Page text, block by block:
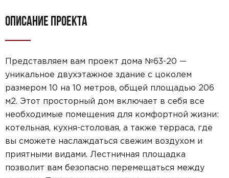
ОПИСАНИЕ ПРОЕКТА
Представляем вам проект дома №63-20 —
уникальное двухэтажное здание с цоколем
размером 10 на 10 метров, общей площадью 206
м2. Этот просторный дом включает в себя все
необходимые помещения для комфортной жизни:
котельная, кухня-столовая, а также терраса, где
вы сможете наслаждаться свежим воздухом и
приятными видами. Лестничная площадка
позволит вам безопасно перемещаться между